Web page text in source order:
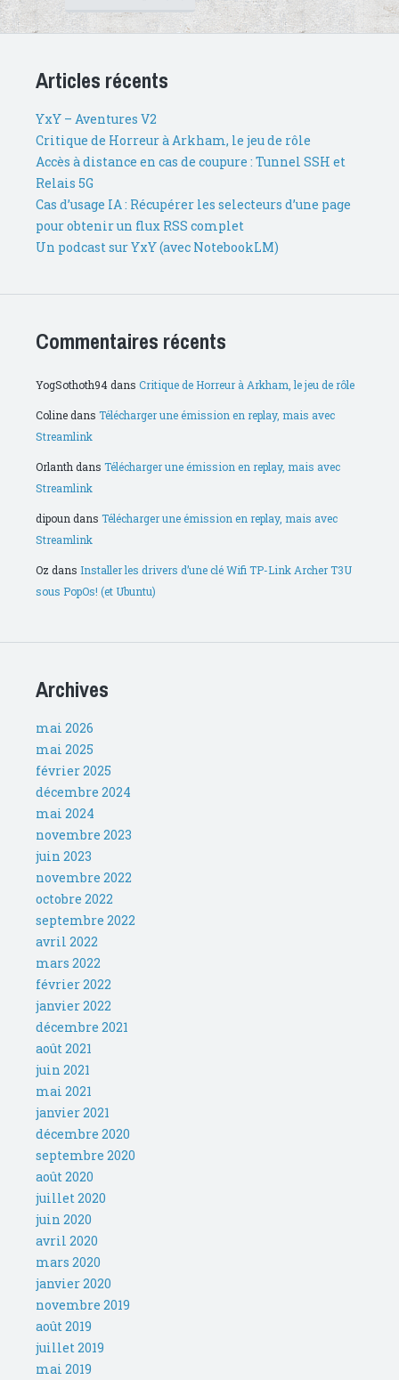
Articles récents
YxY – Aventures V2
Critique de Horreur à Arkham, le jeu de rôle
Accès à distance en cas de coupure : Tunnel SSH et
Relais 5G
Cas d’usage IA : Récupérer les selecteurs d’une page
pour obtenir un flux RSS complet
Un podcast sur YxY (avec NotebookLM)
Commentaires récents
YogSothoth94dans Critique de Horreur à Arkham, le jeu de rôle
Colinedans Télécharger une émission en replay, mais avec
Streamlink
Orlanth dans Télécharger une émission en replay, mais avec
Streamlink
dipoun dans Télécharger une émission en replay, mais avec
Streamlink
Oz dans Installer les drivers d’une clé Wifi TP-Link Archer T3U
sous PopOs! (et Ubuntu)
Archives
mai 2026
mai 2025
février 2025
décembre 2024
mai 2024
novembre 2023
juin 2023
novembre 2022
octobre 2022
septembre 2022
avril 2022
mars 2022
février 2022
janvier 2022
décembre 2021
août 2021
juin 2021
mai 2021
janvier 2021
décembre 2020
septembre 2020
août 2020
juillet 2020
juin 2020
avril 2020
mars 2020
janvier 2020
novembre 2019
août 2019
juillet 2019
mai 2019